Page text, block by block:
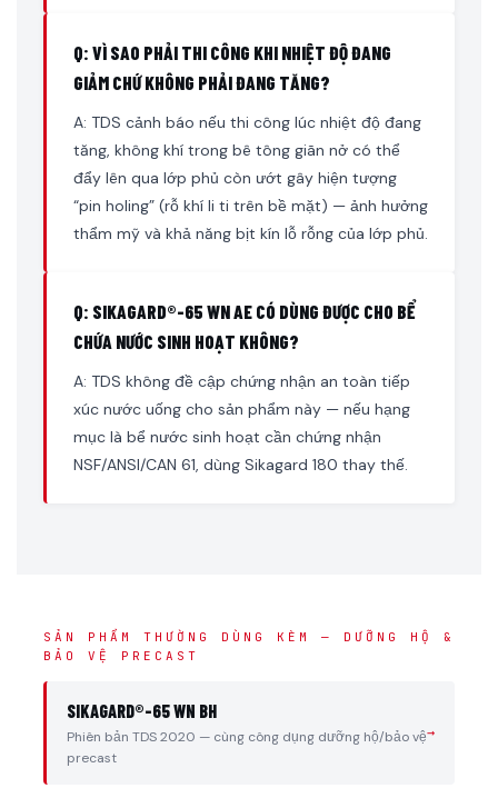
Q: VÌ SAO PHẢI THI CÔNG KHI NHIỆT ĐỘ ĐANG
GIẢM CHỨ KHÔNG PHẢI ĐANG TĂNG?
A: TDS cảnh báo nếu thi công lúc nhiệt độ đang
tăng, không khí trong bê tông giãn nở có thể
đẩy lên qua lớp phủ còn ướt gây hiện tượng
“pin holing” (rỗ khí li ti trên bề mặt) — ảnh hưởng
thẩm mỹ và khả năng bịt kín lỗ rỗng của lớp phủ.
Q: SIKAGARD®-65 WN AE CÓ DÙNG ĐƯỢC CHO BỂ
CHỨA NƯỚC SINH HOẠT KHÔNG?
A: TDS không đề cập chứng nhận an toàn tiếp
xúc nước uống cho sản phẩm này — nếu hạng
mục là bể nước sinh hoạt cần chứng nhận
NSF/ANSI/CAN 61, dùng Sikagard 180 thay thế.
SẢN PHẨM THƯỜNG DÙNG KÈM — DƯỠNG HỘ &
BẢO VỆ PRECAST
SIKAGARD®-65 WN BH
Phiên bản TDS 2020 — cùng công dụng dưỡng hộ/bảo vệ
precast
→